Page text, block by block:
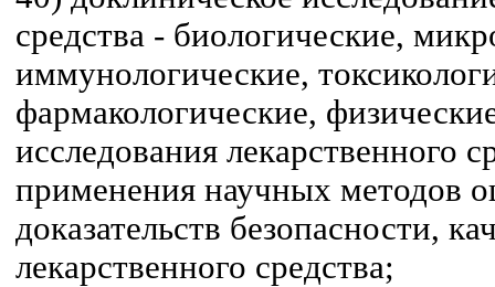
средства - биологические,
иммунологические,
фармакологические,
исследования лекарственного
применения научных методов
доказательств безопасности,
лекарственного средства;